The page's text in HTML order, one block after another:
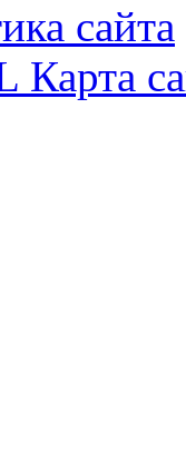
сайта
Карта